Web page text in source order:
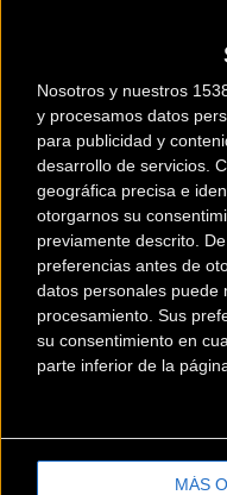
Nosotros y nuestros
y procesamos datos
para publicidad y
desarrollo de servicios.
geográfica precisa e
otorgarnos su
previamente descrito.
preferencias antes de
datos personales puede
procesamiento. Sus
su consentimiento en
parte inferior de la
MÁS